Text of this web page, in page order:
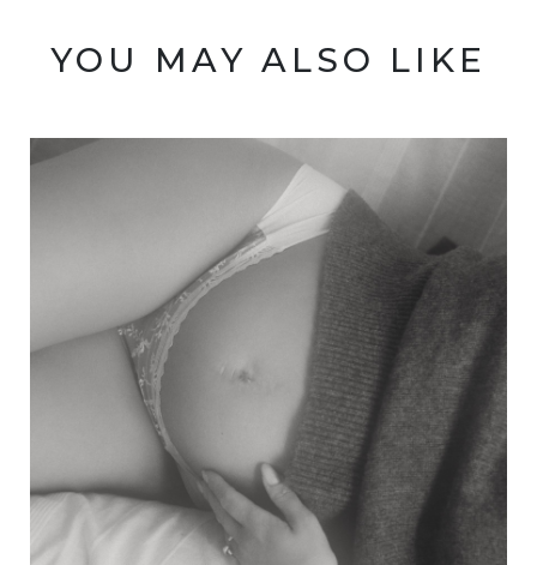
YOU MAY ALSO LIKE